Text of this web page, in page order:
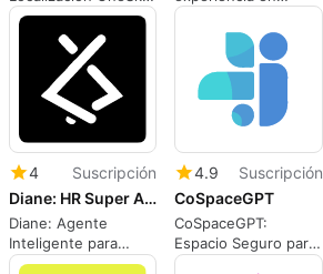
Eficiencia en
Traducción
Jupyter
4
Suscripción
Diane: HR Super Agent by Lyzr
Diane: Agente
Inteligente para
Recursos Humanos
4.9
Suscripción
CoSpaceGPT
CoSpaceGPT:
Espacio Seguro para
Modelos GenAI